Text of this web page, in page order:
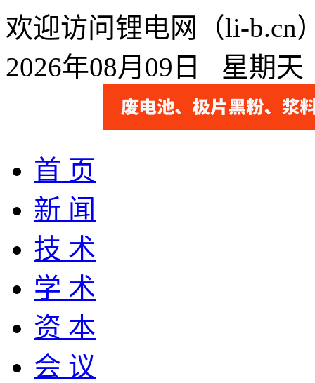
欢迎访问锂电网（li-b.cn
2026年08月09日 星期
首 页
新 闻
技 术
学 术
资 本
会 议